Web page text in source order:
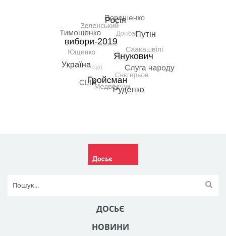
ДОСЬЄ
НОВИНИ